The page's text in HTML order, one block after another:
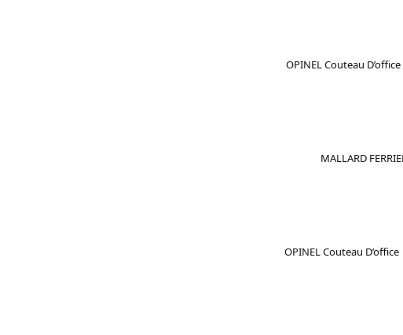
OPINEL Couteau
MALLARD
OPINEL Couteau